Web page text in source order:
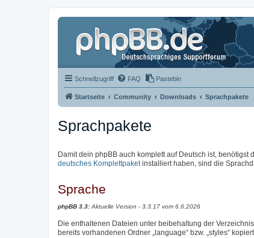
Schnellzugriff FAQ Pastebin
Startseite Community Downloads Sprachpakete
Sprachpakete
Damit dein phpBB auch komplett auf Deutsch ist,
deutsches Komplettpaketinstalliert haben, sind die
Sprache
phpBB 3.3:Aktuelle Version - 3.3.17 vom 6.6.2026
Die enthaltenen Dateien unter beibehaltung der
bereits vorhandenen Ordner „language“ bzw. „styles“